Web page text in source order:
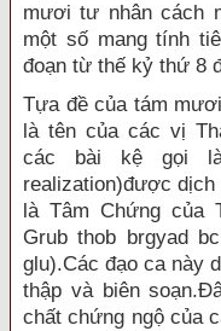
mươi tư nhân cách
một số mang tính
đoạn từ thế kỷ thứ 8
Tựa đề của tám
là tên của các vị
các bài kệ gọi
realization)được
là Tâm Chứng của
Grub thob brgyad
glu).Các đạo ca này
thập và biên
chất chứng ngộ của